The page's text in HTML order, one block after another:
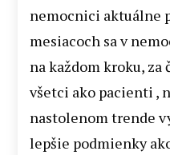
nemocnici aktuálne
mesiacoch sa v
na každom kroku, za
všetci ako pacienti ,
nastolenom trende
lepšie podmienky